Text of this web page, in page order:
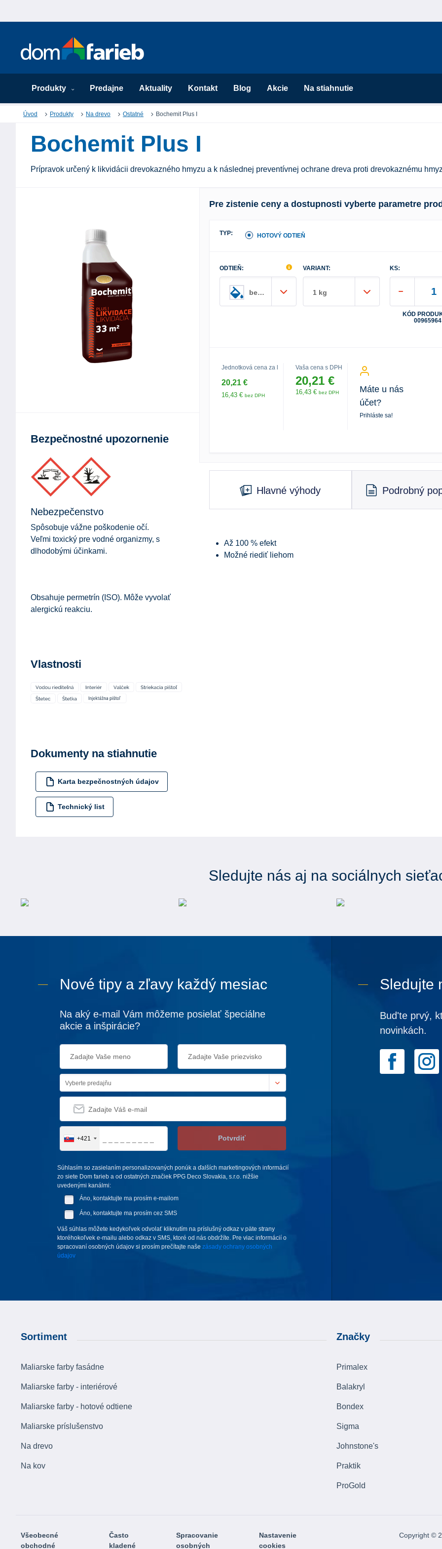
Produkty Predajne Aktuality Kontakt Blog Akcie Na stiahnutie
Úvod Produkty Na drevo Ostatné Bochemit Plus I
Bochemit Plus I
Prípravok určený k likvidácii drevokazného hmyzu a k následnej preventívnej ochrane dreva proti drevokaznému
Bezpečnostné upozornenie
Nebezpečenstvo
Spôsobuje vážne poškodenie očí.
Veľmi toxický pre vodné organizmy, s
dlhodobými účinkami.
Obsahuje permetrín (ISO). Môže vyvolať
alergickú reakciu.
Vlastnosti
Dokumenty na stiahnutie
Karta bezpečnostných údajov
Technický list
Pre zistenie ceny a dostupnosti vyberte parametre
TYP: HOTOVÝ ODTIEŇ
ODTIEŇ:
bezfarebný
VARIANT:
1 kg
KS:
KÓD
00965964
Jednotková cena za l
20,21 €
16,43 € bez DPH
Vaša cena s DPH
20,21 €
16,43 € bez DPH
Máte u nás
účet?
Prihláste sa!
Hlavné výhody Podrobný
Až 100 % efekt
Možné riediť liehom
Sledujte nás aj na sociálnych
Nové tipy a zľavy každý mesiac
Na aký e-mail Vám môžeme posielať špeciálne
akcie a inšpirácie?
Vyberte predajňu
+421 Potvrdiť
Súhlasím so zasielaním personalizovaných ponúk a ďalších marketingových informácií
zo siete Dom farieb a od ostatných značiek PPG Deco Slovakia, s.r.o. nižšie
uvedenými kanálmi:
Áno, kontaktujte ma prosím e-mailom
Áno, kontaktujte ma prosím cez SMS
Váš súhlas môžete kedykoľvek odvolať kliknutím na príslušný odkaz v päte strany
ktoréhokoľvek e-mailu alebo odkaz v SMS, ktoré od nás obdržíte. Pre viac informácií o
spracovaní osobných údajov si prosím prečítajte naše zásady ochrany osobných
údajov
Sledujte
Bud'te prvý,
novinkách.
Sortiment
Maliarske farby fasádne
Maliarske farby - interiérové
Maliarske farby - hotové odtiene
Maliarske príslušenstvo
Na drevo
Na kov
Značky
Primalex
Balakryl
Bondex
Sigma
Johnstone's
Praktik
ProGold
Všeobecné
obchodné
Často
kladené
Spracovanie
osobných
Nastavenie
cookies
Copyright ©